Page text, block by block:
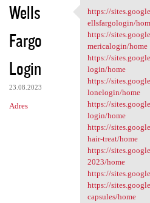
Wells
Fargo
Login
23.08.2023
Adres
https://
https://
ellsfargologin/
https://
mericalogin/home
https://
login/home
https://
lonelogin/home
https://
login/home
https://
hair-treat/home
https://
2023/home
https://
https://
capsules/home